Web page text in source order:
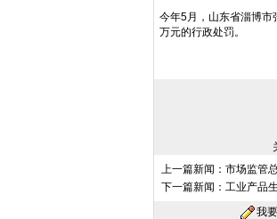
今年5月，山东省淄博市
万元的行政处罚。
上一篇新闻： 市场监管
下一篇新闻： 工业产品
我